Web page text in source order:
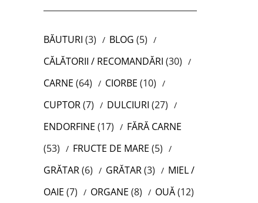
BĂUTURI (3) BLOG (5)
CĂLĂTORII / RECOMANDĂRI (30)
CARNE (64) CIORBE (10)
CUPTOR(7) DULCIURI (27)
ENDORFINE (17)
FĂRĂ CARNE
(53)
FRUCTE DE MARE (5)
GRĂTAR(6) GRĂTAR(3)
MIEL /
OAIE (7) ORGANE (8) OUĂ(12)